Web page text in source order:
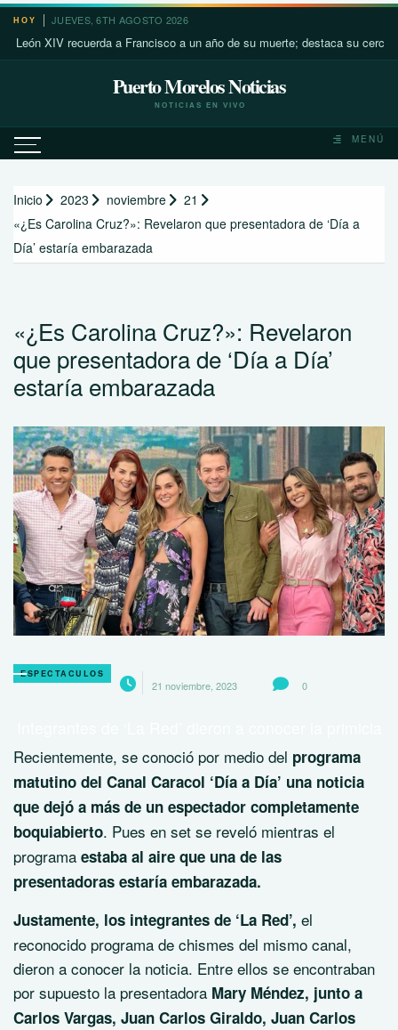
Saltar
contenido
HOY JUEVES, 6TH AGOSTO 2026
XIV recuerda a Francisco a un año de su muerte; destaca su cercanía
Puerto Morelos Noticias
NOTICIAS EN VIVO
MENÚ
Inicio 2023 noviembre
21
«¿Es Carolina Cruz?»: Revelaron que presentadora de ‘Día a
Día’ estaría embarazada
«¿Es Carolina Cruz?»: Revelaron
que presentadora de ‘Día a Día’
estaría embarazada
ESPECTACULOS
21 noviembre, 2023 0
Recientemente, se conoció por medio del programa
matutino del Canal Caracol ‘Día a Día’ una noticia
que dejó a más de un espectador completamente
boquiabierto. Pues en set se reveló mientras el
programa estaba al aire que una de las
presentadoras estaría embarazada.
Justamente, los integrantes de ‘La Red’, el
reconocido programa de chismes del mismo canal,
dieron a conocer la noticia. Entre ellos se encontraban
por supuesto la presentadora Mary Méndez, junto a
Carlos Vargas, Juan Carlos Giraldo, Juan Carlos